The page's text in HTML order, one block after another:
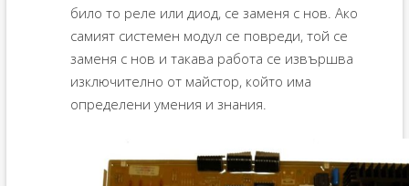
било то реле или диод, се заменя с нов. Ако
самият системен модул се повреди, той се
заменя с нов и такава работа се извършва
изключително от майстор, който има
определени умения и знания.